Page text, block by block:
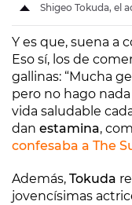
Shigeo Tokuda, el
Y es que, suena a
Eso sí, los de
gallinas: “Mucha
pero no hago
vida saludable
dan estamina,
confesaba a The
Además, Tokuda
jovencísimas